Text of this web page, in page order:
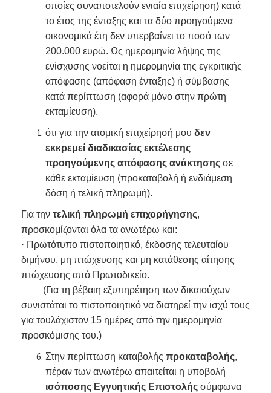
οποίες συναποτελούν ενιαία επιχείρηση) κατά
το έτος της ένταξης και τα δύο προηγούμενα
οικονομικά έτη δεν υπερβαίνει το ποσό των
200.000 ευρώ. Ως ημερομηνία λήψης της
ενίσχυσης νοείται η ημερομηνία της εγκριτικής
απόφασης (απόφαση ένταξης) ή σύμβασης
κατά περίπτωση (αφορά μόνο στην πρώτη
εκταμίευση).
ότι για την ατομική επιχείρησή μου δεν
εκκρεμεί διαδικασίας εκτέλεσης
προηγούμενης απόφασης ανάκτησης σε
κάθε εκταμίευση (προκαταβολή ή ενδιάμεση
δόση ή τελική πληρωμή).
Για την τελική πληρωμή επιχορήγησης,
προσκομίζονται όλα τα ανωτέρω και:
· Πρωτότυπο πιστοποιητικό, έκδοσης τελευταίου
διμήνου, μη πτώχευσης και μη κατάθεσης αίτησης
πτώχευσης από Πρωτοδικείο.
(Για τη βέβαιη εξυπηρέτηση των δικαιούχων
συνιστάται το πιστοποιητικό να διατηρεί την ισχύ τους
για τουλάχιστον 15 ημέρες από την ημερομηνία
προσκόμισης του.)
Στην περίπτωση καταβολής προκαταβολής,
πέραν των ανωτέρω απαιτείται η υποβολή
ισόποσης Εγγυητικής Επιστολής σύμφωνα